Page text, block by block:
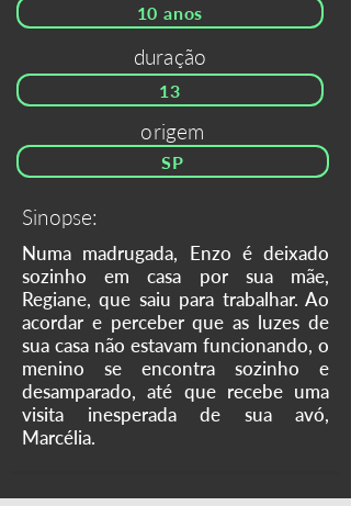
10 anos
duração
13
origem
SP
Sinopse:
Numa madrugada, Enzo é deixado
sozinho em casa por sua mãe,
Regiane, que saiu para trabalhar. Ao
acordar e perceber que as luzes de
sua casa não estavam funcionando, o
menino se encontra sozinho e
desamparado, até que recebe uma
visita inesperada de sua avó,
Marcélia.